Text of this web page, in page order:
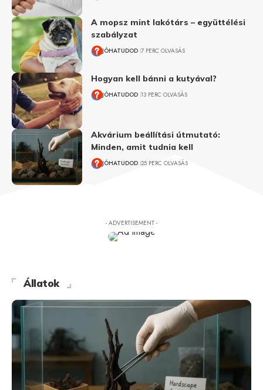
A mopsz mint lakótárs – együttélési
szabályzat
JÓHATUDOD 7 PERC OLVASÁS
Hogyan kell bánni a kutyával?
JÓHATUDOD 13 PERC OLVASÁS
Akvárium beállítási útmutató:
Minden, amit tudnia kell
JÓHATUDOD 25 PERC OLVASÁS
- ADVERTISEMENT -
Állatok